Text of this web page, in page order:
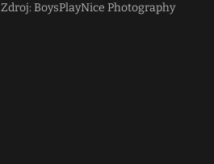
Zdroj: BoysPlayNice Photography